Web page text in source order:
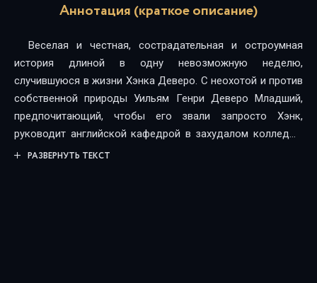
Аннотация (краткое описание)
Веселая и честная, сострадательная и остроумная
история длиной в одну невозможную неделю,
случившуюся в жизни Хэнка Деверо. С неохотой и против
собственной природы Уильям Генри Деверо Младший,
предпочитающий, чтобы его звали запросто Хэнк,
руководит английской кафедрой в захудалом колледже
где-то в ржавом поясе Пенсильвании. Сам Хэнк по натуре
РАЗВЕРНУТЬ ТЕКСТ